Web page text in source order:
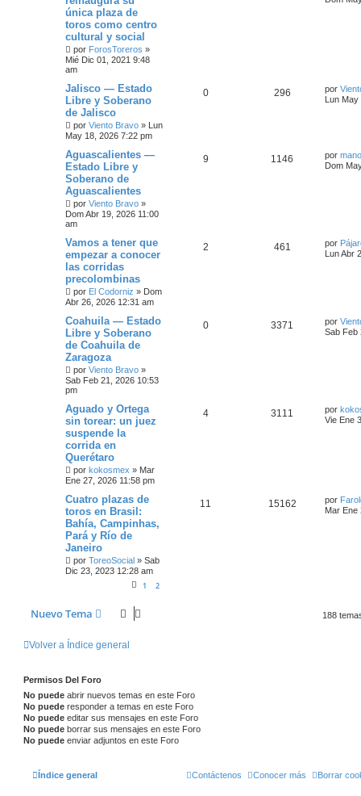
única plaza de
toros como centro
cultural y social
por ForosToreros »
Mié Dic 01, 2021 9:48
am
Jalisco — Estado
Libre y Soberano
de Jalisco
por Viento Bravo »
Lun
May 18, 2026 7:22 pm
0 296 por
Lun
Aguascalientes —
Estado Libre y
Soberano de
Aguascalientes
por Viento Bravo »
Dom Abr 19, 2026 11:00
am
9 1146 por
Dom
Vamos a tener que
empezar a conocer
las corridas
precolombinas
por El Codorniz » Dom
Abr 26, 2026 12:31 am
2 461 por
Lun Abr
Coahuila — Estado
Libre y Soberano
de Coahuila de
Zaragoza
por Viento Bravo »
Sab Feb 21, 2026 10:53
pm
0 3371 por
Sab Feb
Aguado y Ortega
sin torear: un juez
suspende la
corrida en
Querétaro
por kokosmex » Mar
Ene 27, 2026 11:58 pm
4 3111 por
Vie Ene
Cuatro plazas de
toros en Brasil:
Bahía, Campinhas,
Pará y Río de
Janeiro
por ToreoSocial » Sab
Dic 23, 2023 12:28 am
1 2
11 15162 por
Mar Ene
Nuevo Tema 188
Volver a Índice general
Permisos Del Foro
No puede abrir nuevos temas en este Foro
No puede responder a temas en este Foro
No puede editar sus mensajes en este Foro
No puede borrar sus mensajes en este Foro
No puede enviar adjuntos en este Foro
Índice general Borrar
Conocer más
Contáctenos